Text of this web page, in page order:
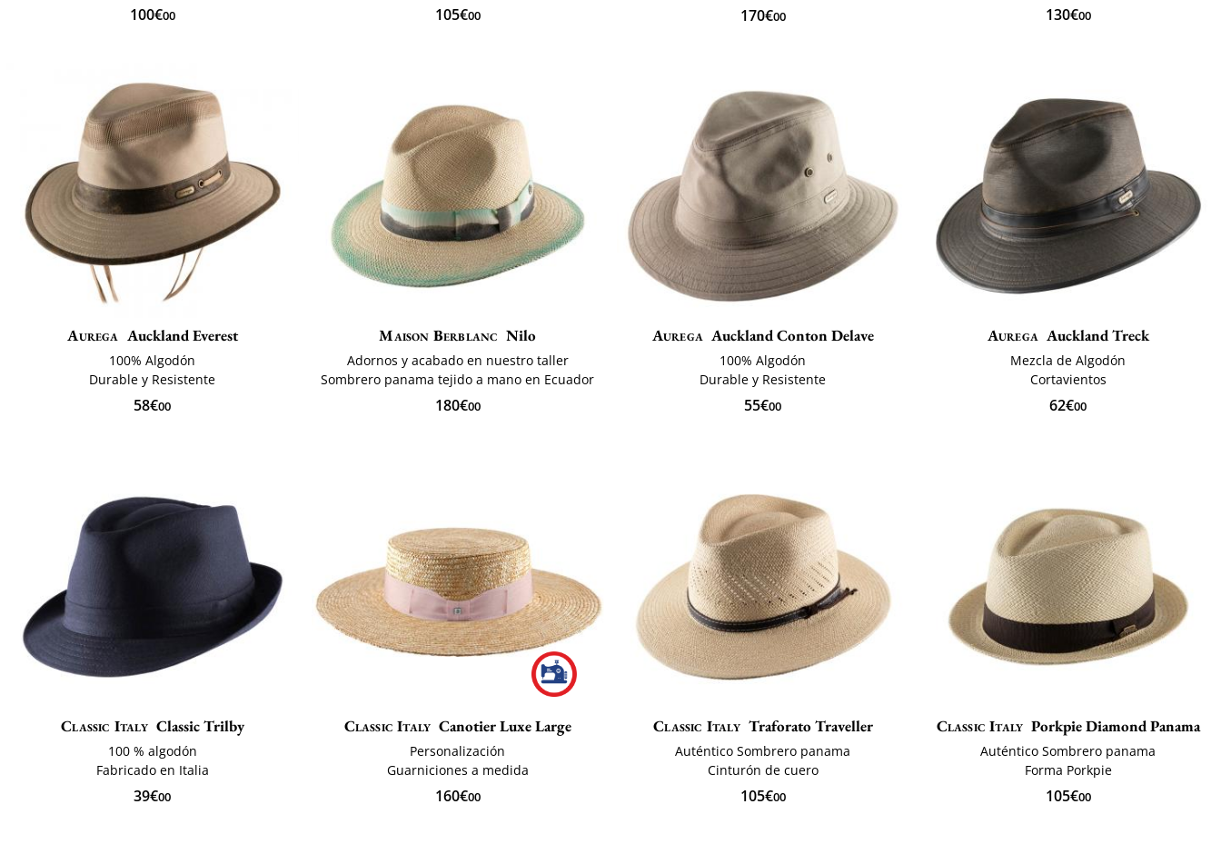
100€00 105€00 170€00 130€00
Aurega Auckland Everest
100% Algodón
Durable y Resistente
58€00
Maison Berblanc Nilo
Adornos y acabado en nuestro taller
Sombrero panama tejido a mano en Ecuador
180€00
Aurega Auckland Conton Delave
100% Algodón
Durable y Resistente
55€00
Aurega Auckland Treck
Mezcla de Algodón
Cortavientos
62€00
Classic Italy Classic Trilby
100 % algodón
Fabricado en Italia
39€00
Classic Italy Canotier Luxe Large
Personalización
Guarniciones a medida
160€00
Classic Italy Traforato Traveller
Auténtico Sombrero panama
Cinturón de cuero
105€00
Classic Italy Porkpie Diamond Panama
Auténtico Sombrero panama
Forma Porkpie
105€00